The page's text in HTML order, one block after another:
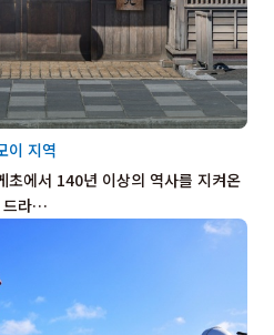
초에서 140년 이상의 역사를 지켜온
드라…
이 지역